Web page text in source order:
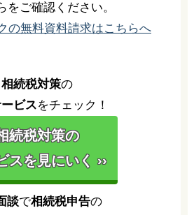
をご確認ください。
の無料資料請求はこちらへ
相続税対策の
ビスをチェック！
続税対策の
スを見にいく ››
談で相続税申告の